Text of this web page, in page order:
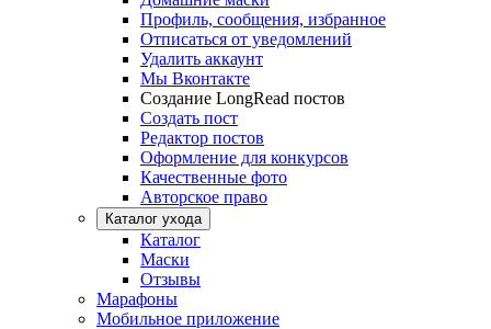
Профиль, сообщения, избранное
Отписаться от уведомлений
Удалить аккаунт
Мы Вконтакте
Создание LongRead постов
Создать пост
Редактор постов
Оформление для конкурсов
Качественные фото
Авторское право
Каталог ухода
Каталог
Маски
Отзывы
Марафоны
Мобильное приложение